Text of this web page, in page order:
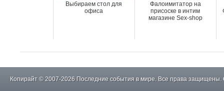
Выбираем стол для
офиса
Фалоимитатор на
присоске в интим
магазине Sex-shop
Копирайт © 2007-2026 Последние события в мире. Все права защищены.